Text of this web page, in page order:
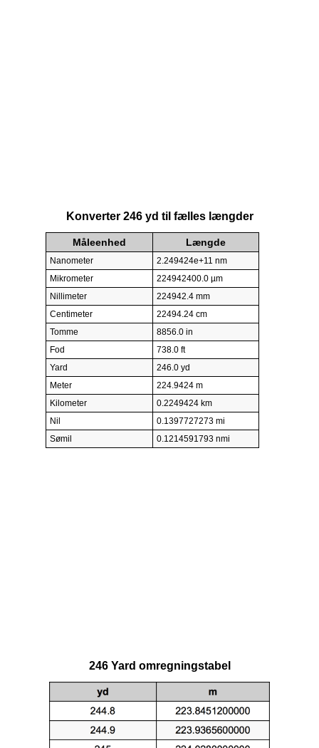
Konverter 246 yd til fælles længder
Måleenhed Længde
Nanometer
2.249424e+11 nm
Mikrometer
224942400.0 µm
Nillimeter
224942.4 mm
Centimeter
22494.24 cm
Tomme
8856.0 in
Fod
738.0 ft
Yard
246.0 yd
Meter
224.9424 m
Kilometer
0.2249424 km
Nil
0.1397727273 mi
Sømil
0.1214591793 nmi
246 Yard omregningstabel